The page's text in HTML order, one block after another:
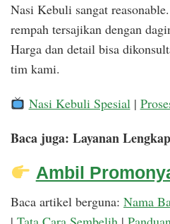
Nasi Kebuli sangat
rempah tersajikan dengan
Harga dan detail bisa
tim kami.
Nasi Kebuli Spesial|
Baca juga: Layanan Lengkap
Ambil
Baca artikel berguna: Nama